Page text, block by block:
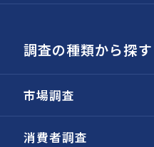
調査の種類から探す
市場調査
消費者調査